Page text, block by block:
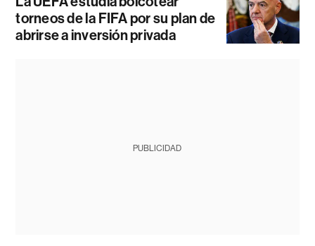
torneos de la FIFA por su plan de
abrirse a inversión privada
PUBLICIDAD